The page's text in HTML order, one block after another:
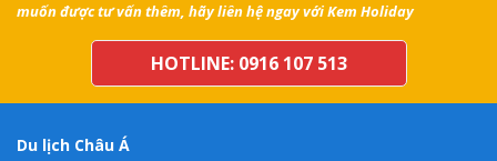
muốn được tư vấn thêm, hãy liên hệ ngay với Kem Holiday
HOTLINE: 0916 107 513
Du lịch Châu Á